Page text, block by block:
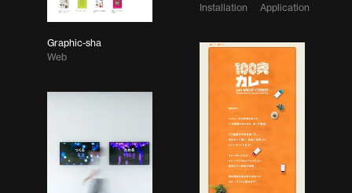
Graphic-sha
Web
Installation
Application